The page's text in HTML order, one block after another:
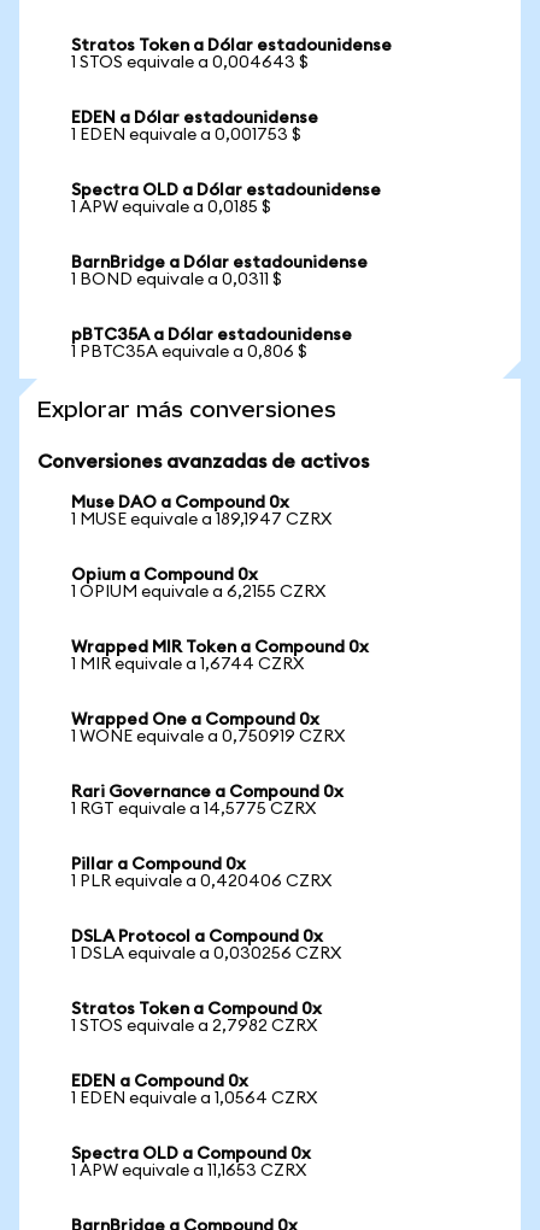
Stratos Token a Dólar estadounidense
1 STOS equivale a 0,004643 $
EDEN a Dólar estadounidense
1 EDEN equivale a 0,001753 $
Spectra OLD a Dólar estadounidense
1 APW equivale a 0,0185 $
BarnBridge a Dólar estadounidense
1 BOND equivale a 0,0311 $
pBTC35A a Dólar estadounidense
1 PBTC35A equivale a 0,806 $
Explorar más conversiones
Conversiones avanzadas de activos
Muse DAO a Compound 0x
1 MUSE equivale a 189,1947 CZRX
Opium a Compound 0x
1 OPIUM equivale a 6,2155 CZRX
Wrapped MIR Token a Compound 0x
1 MIR equivale a 1,6744 CZRX
Wrapped One a Compound 0x
1 WONE equivale a 0,750919 CZRX
Rari Governance a Compound 0x
1 RGT equivale a 14,5775 CZRX
Pillar a Compound 0x
1 PLR equivale a 0,420406 CZRX
DSLA Protocol a Compound 0x
1 DSLA equivale a 0,030256 CZRX
Stratos Token a Compound 0x
1 STOS equivale a 2,7982 CZRX
EDEN a Compound 0x
1 EDEN equivale a 1,0564 CZRX
Spectra OLD a Compound 0x
1 APW equivale a 11,1653 CZRX
BarnBridge a Compound 0x